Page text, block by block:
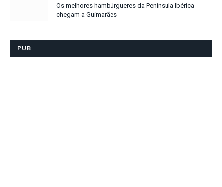
Os melhores hambúrgueres da Península Ibérica
chegam a Guimarães
PUB